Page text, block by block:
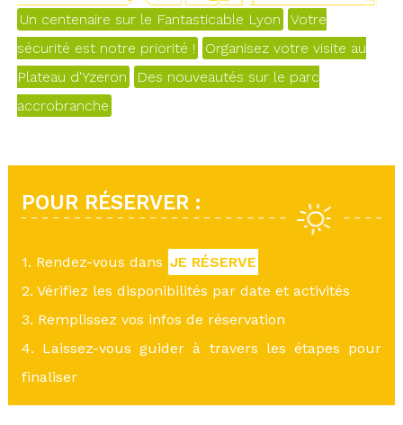
Un centenaire sur le Fantasticable Lyon
Votre
sécurité est notre priorité !
Organisez votre visite au
Plateau d'Yzeron
Des nouveautés sur le parc
accrobranche
POUR RÉSERVER :
1. Rendez-vous dans JE RÉSERVE
2. Vérifiez les disponibilités par date et activités
3. Remplissez vos infos de réservation
4. Laissez-vous guider à travers les étapes pour
finaliser